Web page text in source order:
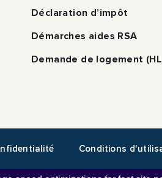
Déclaration d’impôt
Démarches aides RSA
Demande de logement
Conditions